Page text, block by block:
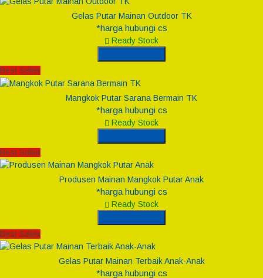
Gelas Putar Mainan Outdoor TK
*harga hubungi cs
Ready Stock
Best Seller
Mangkok Putar Sarana Bermain TK
*harga hubungi cs
Ready Stock
Best Seller
Produsen Mainan Mangkok Putar Anak
*harga hubungi cs
Ready Stock
Best Seller
Gelas Putar Mainan Terbaik Anak-Anak
*harga hubungi cs